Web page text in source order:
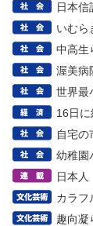
日本信
いむら
中高生
渥美病
世界最
16日
自宅の
幼稚園
日本人
カラフ
趣向凝